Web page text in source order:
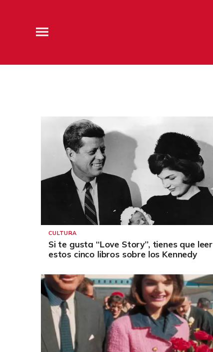
CULTURA
Si te gusta “Love Story”, tienes que leer
estos cinco libros sobre los Kennedy